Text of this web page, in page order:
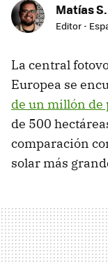
Matías
Editor -
La central
Europea se
de un millón de
de 500
comparación
solar más